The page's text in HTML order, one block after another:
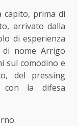
capito, prima di
arrivato dalla
di esperienza
nome Arrigo
sul comodino e
del pressing
con la difesa